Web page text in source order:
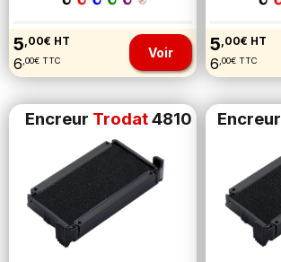
5 ,00€ HT
6 ,00€ TTC Voir 5 ,00€ HT
6 ,00€ TTC
Encreur Trodat4810 Encreur